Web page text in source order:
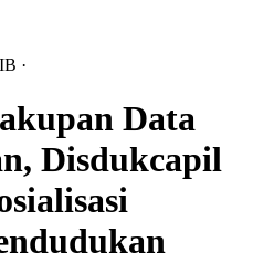
·
Data
Disdukcapil